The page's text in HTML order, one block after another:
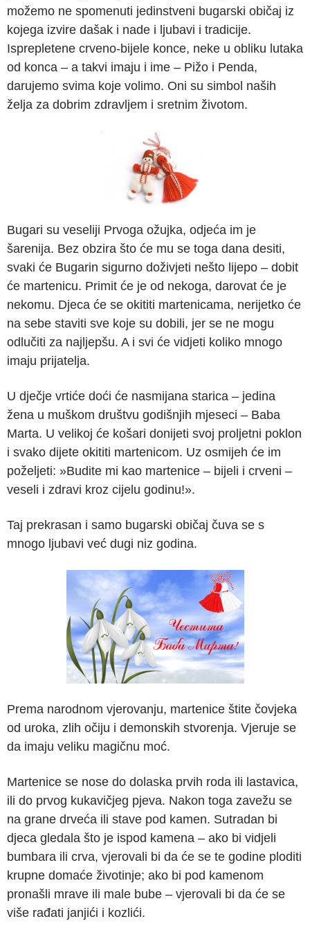
možemo ne spomenuti jedinstveni bugarski običaj iz
kojega izvire dašak i nade i ljubavi i tradicije.
Isprepletene crveno-bijele konce, neke u obliku lutaka
od konca – a takvi imaju i ime – Pižo i Penda,
darujemo svima koje volimo. Oni su simbol naših
želja za dobrim zdravljem i sretnim životom.
Bugari su veseliji Prvoga ožujka, odjeća im je
šarenija. Bez obzira što će mu se toga dana desiti,
svaki će Bugarin sigurno doživjeti nešto lijepo – dobit
će martenicu. Primit će je od nekoga, darovat će je
nekomu. Djeca će se okititi martenicama, nerijetko će
na sebe staviti sve koje su dobili, jer se ne mogu
odlučiti za najljepšu. A i svi će vidjeti koliko mnogo
imaju prijatelja.
U dječje vrtiće doći će nasmijana starica – jedina
žena u muškom društvu godišnjih mjeseci – Baba
Marta. U velikoj će košari donijeti svoj proljetni poklon
i svako dijete okititi martenicom. Uz osmijeh će im
poželjeti: »Budite mi kao martenice – bijeli i crveni –
veseli i zdravi kroz cijelu godinu!».
Taj prekrasan i samo bugarski običaj čuva se s
mnogo ljubavi već dugi niz godina.
Prema narodnom vjerovanju, martenice štite čovjeka
od uroka, zlih očiju i demonskih stvorenja. Vjeruje se
da imaju veliku magičnu moć.
Martenice se nose do dolaska prvih roda ili lastavica,
ili do prvog kukavičjeg pjeva. Nakon toga zavežu se
na grane drveća ili stave pod kamen. Sutradan bi
djeca gledala što je ispod kamena – ako bi vidjeli
bumbara ili crva, vjerovali bi da će se te godine ploditi
krupne domaće životinje; ako bi pod kamenom
pronašli mrave ili male bube – vjerovali bi da će se
više rađati janjići i kozlići.